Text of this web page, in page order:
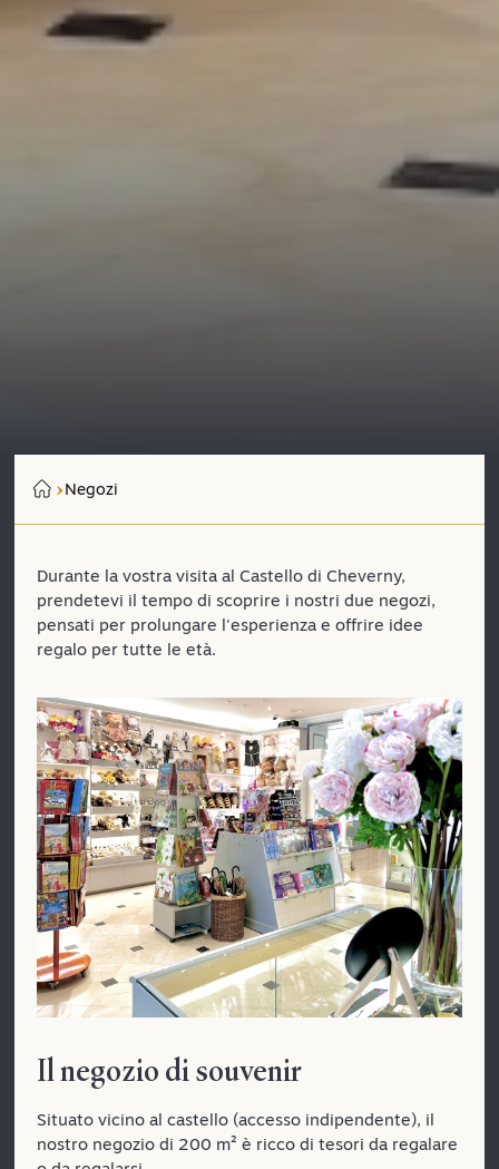
Negozi
Durante la vostra visita al Castello di Cheverny,
prendetevi il tempo di scoprire i nostri due negozi,
pensati per prolungare l'esperienza e offrire idee
regalo per tutte le età.
Il negozio di souvenir
Situato vicino al castello (accesso indipendente), il
nostro negozio di 200 m² è ricco di tesori da regalare